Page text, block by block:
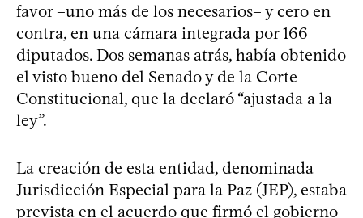
favor –uno más de los necesarios– y cero en
contra, en una cámara integrada por 166
diputados. Dos semanas atrás, había obtenido
el visto bueno del Senado y de la Corte
Constitucional, que la declaró “ajustada a la
ley”.
La creación de esta entidad, denominada
Jurisdicción Especial para la Paz (JEP), estaba
prevista en el acuerdo que firmó el gobierno